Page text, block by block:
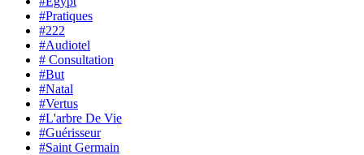
#Pratiques
#222
#Audiotel
# Consultation
#But
#Natal
#Vertus
#L'arbre De Vie
#Guérisseur
#Saint Germain